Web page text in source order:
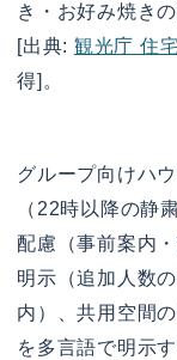
き・お好み焼き
[出典: 観光庁 住
得]。
グループ向けハ
（22時以降の静
配慮（事前案内
明示（追加人数
内）、共用空間
を多言語で明示